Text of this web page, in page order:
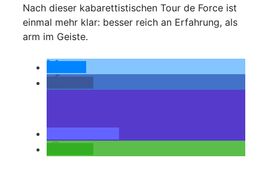
Nach dieser kabarettistischen Tour de Force ist
einmal mehr klar: besser reich an Erfahrung, als
arm im Geiste.